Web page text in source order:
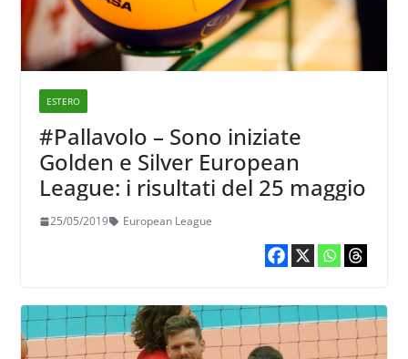
ESTERO
#Pallavolo – Sono iniziate
Golden e Silver European
League: i risultati del 25 maggio
25/05/2019 European League